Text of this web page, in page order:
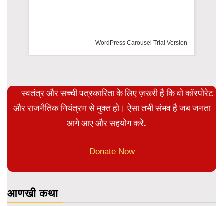
स्वतंत्र और सच्ची पत्रकारिता के लिए ज़रूरी है कि वो कॉरपोरेट
और राजनैतिक नियंत्रण से मुक्त हो। ऐसा तभी संभव है जब जनता
आगे आए और सहयोग करे.
Donate Now
आणखी कथा